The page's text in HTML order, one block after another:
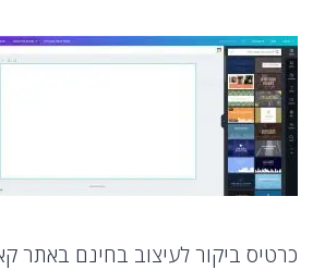
כרטיס ביקור לעיצוב בחינם באתר